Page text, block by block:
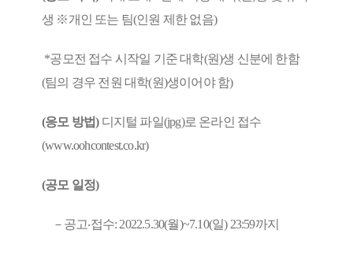
생 ※개인 또는 팀(인원 제한 없음)
*공모전 접수 시작일 기준 대학(원)생 신분에 한함
(팀의 경우 전원 대학(원)생이어야 함)
(응모 방법)디지털 파일(jpg)로 온라인 접수
(www.oohcontest.co.kr)
(공모 일정)
－공고‧접수: 2022.5.30(월)~7.10(일) 23:59까지